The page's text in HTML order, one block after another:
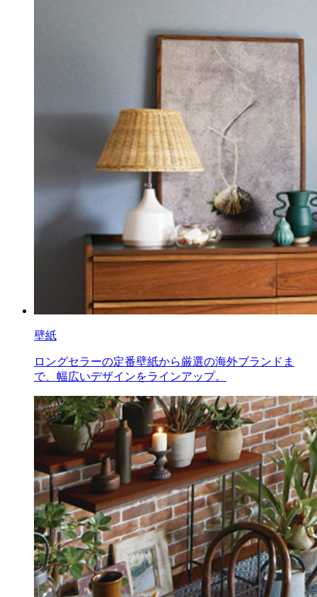
壁紙
ロングセラーの定番壁紙から厳選の海外ブランドま
で、幅広いデザインをラインアップ。